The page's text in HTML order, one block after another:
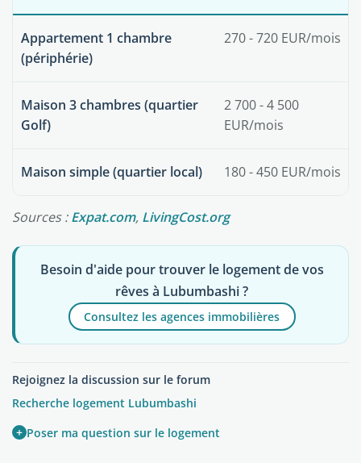
Appartement 1 chambre
(périphérie)
270 - 720 EUR/mois
Maison 3 chambres (quartier
Golf)
2 700 - 4 500
EUR/mois
Maison simple (quartier local) 180 - 450 EUR/mois
Sources :Expat.com, LivingCost.org
Besoin d'aide pour trouver le logement de vos
rêves à Lubumbashi ?
Consultez les agences immobilières
Rejoignez la discussion sur le forum
Recherche logement Lubumbashi
+ Poser ma question sur le logement